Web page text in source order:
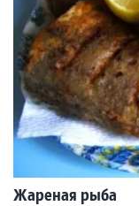
Жареная рыба